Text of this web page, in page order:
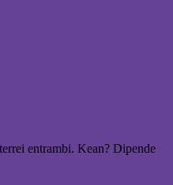
entrambi. Kean? Dipende